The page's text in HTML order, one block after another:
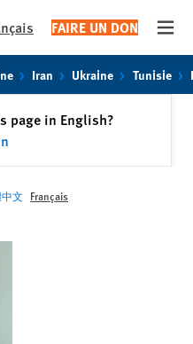
FAIRE UN DON
Iran Ukraine Tunisie
page in English?
文 Français